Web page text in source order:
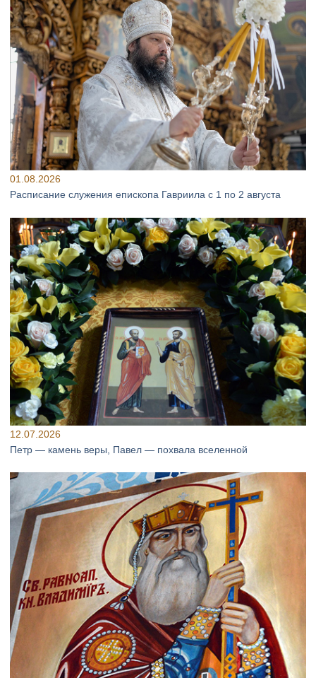
01.08.2026
Расписание служения епископа Гавриила с 1 по 2 августа
12.07.2026
Петр — камень веры, Павел — похвала вселенной